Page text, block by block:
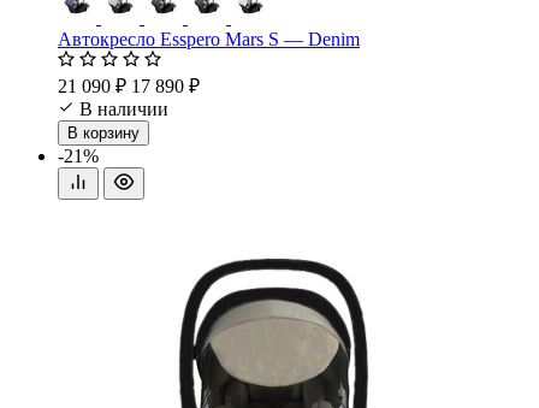
Автокресло Esspero Mars S — Denim
21 090 ₽ 17 890 ₽
В наличии
В корзину
-21%